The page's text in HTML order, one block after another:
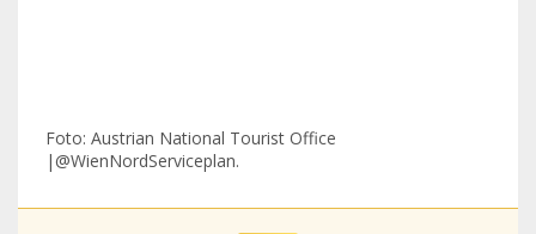
Foto: Austrian National Tourist Office
|@WienNordServiceplan.